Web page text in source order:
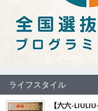
ライフスタイル
【六六-